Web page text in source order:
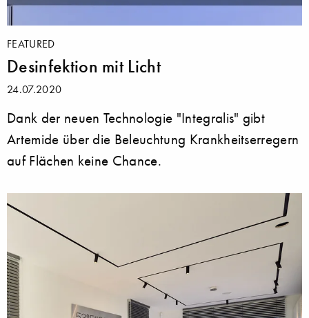
FEATURED
Desinfektion mit Licht
24.07.2020
Dank der neuen Technologie "Integralis" gibt
Artemide über die Beleuchtung Krankheitserregern
auf Flächen keine Chance.